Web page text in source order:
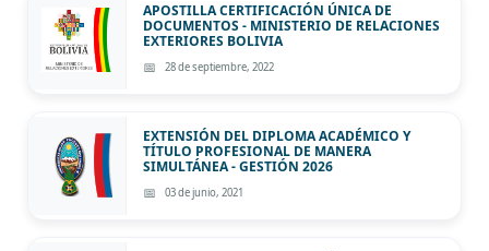
APOSTILLA CERTIFICACIÓN ÚNICA DE
DOCUMENTOS - MINISTERIO DE RELACIONES
EXTERIORES BOLIVIA
28 de septiembre, 2022
EXTENSIÓN DEL DIPLOMA ACADÉMICO Y
TÍTULO PROFESIONAL DE MANERA
SIMULTÁNEA - GESTIÓN 2026
03 de junio, 2021